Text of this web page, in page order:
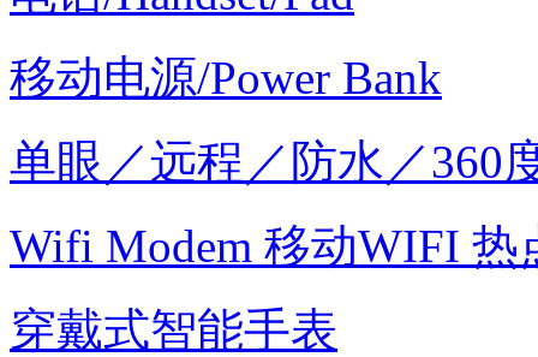
移动电源/Power Bank
单眼／远程／防水／360
Wifi Modem 移动WIFI 热
穿戴式智能手表